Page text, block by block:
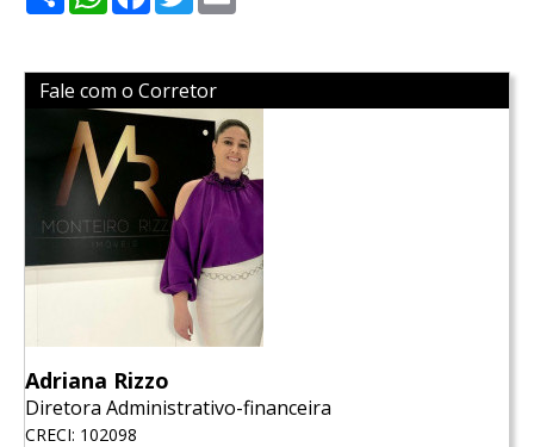
Fale com o Corretor
Adriana Rizzo
Diretora Administrativo-financeira
CRECI: 102098